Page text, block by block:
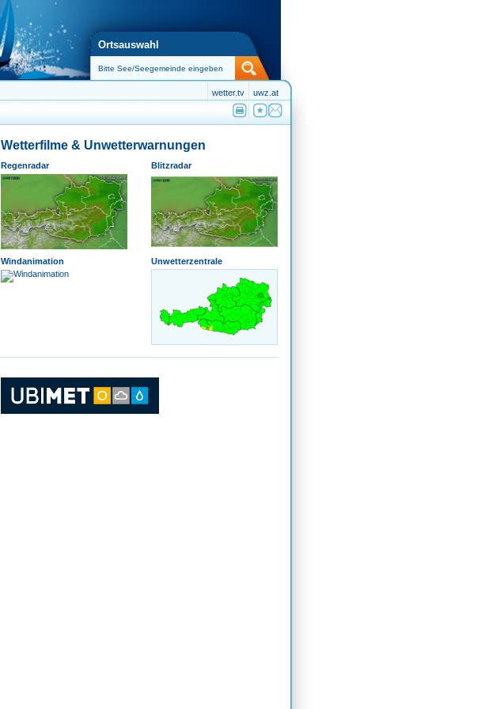
Ortsauswahl
uwz.at
wetter.tv
Wetterfilme & Unwetterwarnungen
Regenradar Blitzradar
Windanimation Unwetterzentrale